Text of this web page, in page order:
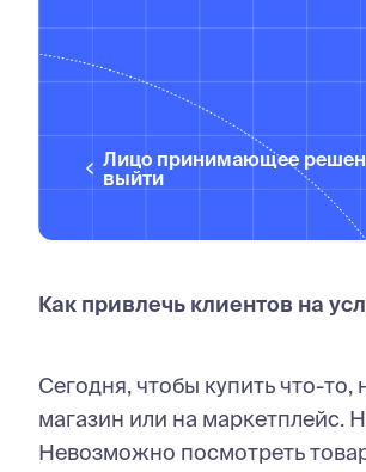
Лицо принимающее
выйти
Как привлечь клиентов на
Сегодня, чтобы купить что-то,
магазин или на маркетплейс.
Невозможно посмотреть